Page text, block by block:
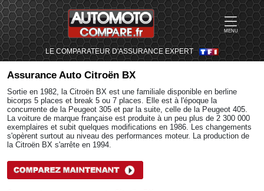
MENU
LE COMPARATEUR D'ASSURANCE EXPERT
Assurance Auto Citroën BX
Sortie en 1982, la Citroën BX est une familiale disponible en berline
bicorps 5 places et break 5 ou 7 places. Elle est à l'époque la
concurrente de la Peugeot 305 et par la suite, celle de la Peugeot 405.
La voiture de marque française est produite à un peu plus de 2 300 000
exemplaires et subit quelques modifications en 1986. Les changements
s'opèrent surtout au niveau des performances moteur. La production de
la Citroën BX s'arrête en 1994.